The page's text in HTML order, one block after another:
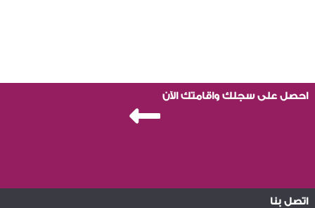
احصل على سجلك واقامتك الآن
اتصل بنا